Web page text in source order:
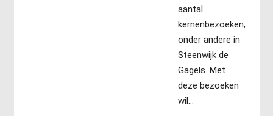
aantal
kernenbezoeken,
onder andere in
Steenwijk de
Gagels. Met
deze bezoeken
wil…